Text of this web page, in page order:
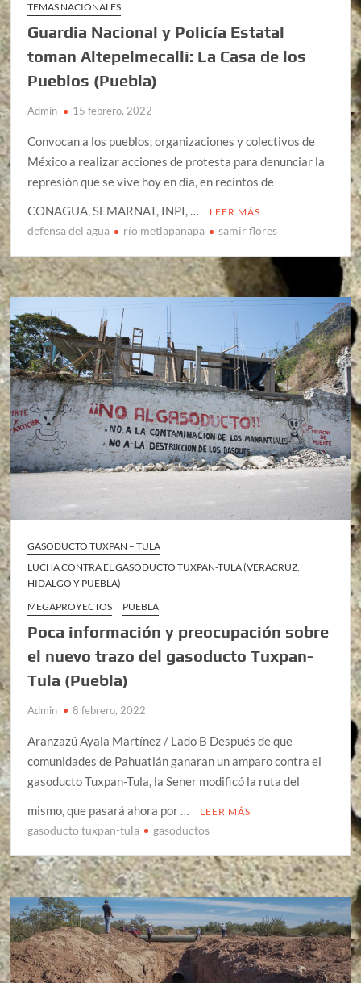
TEMAS NACIONALES
Guardia Nacional y Policía Estatal
toman Altepelmecalli: La Casa de los
Pueblos (Puebla)
Admin 15 febrero, 2022
Convocan a los pueblos, organizaciones y colectivos de
México a realizar acciones de protesta para denunciar la
represión que se vive hoy en día, en recintos de
CONAGUA, SEMARNAT, INPI, …
LEER MÁS
defensa del agua río metlapanapa samir flores
GASODUCTO TUXPAN – TULA
LUCHA CONTRA EL GASODUCTO TUXPAN-TULA (VERACRUZ,
HIDALGO Y PUEBLA)
MEGAPROYECTOS
PUEBLA
Poca información y preocupación sobre
el nuevo trazo del gasoducto Tuxpan-
Tula (Puebla)
Admin 8 febrero, 2022
Aranzazú Ayala Martínez / Lado B Después de que
comunidades de Pahuatlán ganaran un amparo contra el
gasoducto Tuxpan-Tula, la Sener modificó la ruta del
mismo, que pasará ahora por …
LEER MÁS
gasoducto tuxpan-tula gasoductos